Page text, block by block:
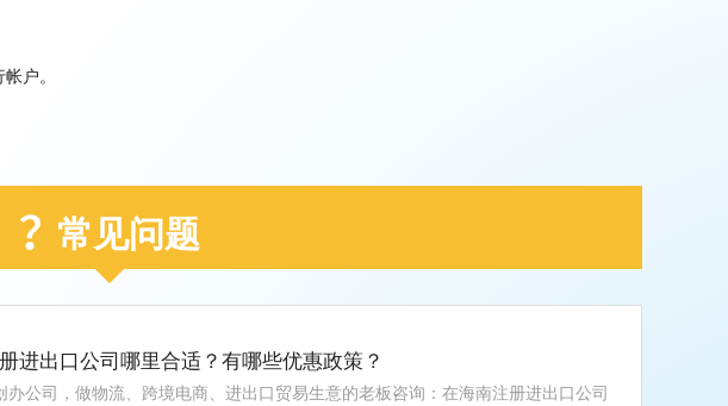
户。
常见问题
进出口公司哪里合适？有哪些优惠政策？
办公司，做物流、跨境电商、进出口贸易生意的老板咨询：在海南注册进出口公司